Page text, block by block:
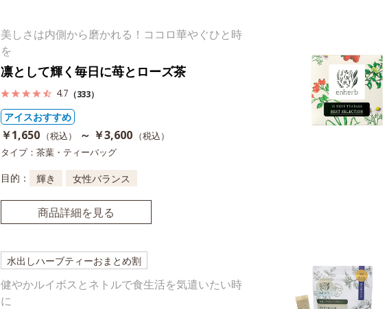
美しさは内側から磨かれる！ココロ華やぐひと時
を
凛として輝く毎日に苺とローズ茶
4.7 （333）
アイスおすすめ
￥1,650 （税込） ～ ￥3,600 （税込）
タイプ：茶葉・ティーバッグ
目的： 輝き 女性バランス
商品詳細を見る
水出しハーブティーおまとめ割
健やかルイボスとネトルで食生活を気遣いたい時
に